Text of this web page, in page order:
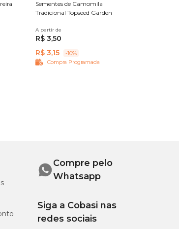
Sementes de Camomila
Tradicional Topseed Garden
Único
A partir de
R$ 3,50
R$ 3,15
-10%
Compra Programada
Compre pelo
Whatsapp
Siga a Cobasi nas
redes sociais